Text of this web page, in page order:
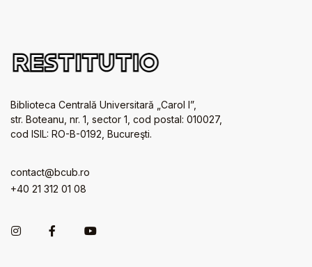
Biblioteca Centrală Universitară „Carol I”,
str. Boteanu, nr. 1, sector 1, cod postal: 010027,
cod ISIL: RO-B-0192, Bucureşti.
contact@bcub.ro
+40 21 312 01 08